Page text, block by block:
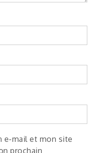
e-mail et mon site
prochain